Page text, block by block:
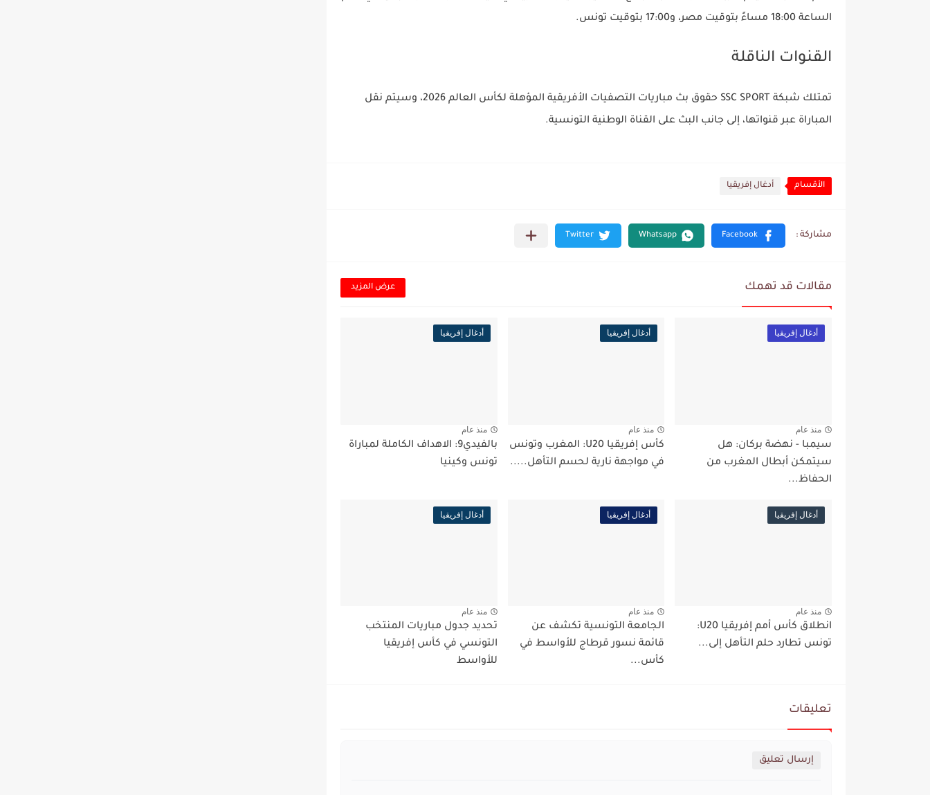
الساعة 18:00 مساءً بتوقيت مصر، و17:00 بتوقيت تونس.
القنوات الناقلة
تمتلك شبكة SSC SPORT
حقوق بث مباريات التصفيات الأفريقية المؤهلة لكأس العالم 2026، وسيتم نقل
المباراة عبر قنواتها، إلى جانب البث على القناة الوطنية التونسية.
الأقسام أدغال إفريقيا
مقالات قد تهمك عرض المزيد
أدغال إفريقيا
منذ عام
سيمبا - نهضة بركان: هل
سيتمكن أبطال المغرب من
الحفاظ...
أدغال إفريقيا
منذ عام
كأس إفريقيا U20: المغرب وتونس
في مواجهة نارية لحسم التأهل.....
أدغال إفريقيا
منذ عام
بالفيدي9: الاهداف الكاملة لمباراة
تونس وكينيا
أدغال إفريقيا
منذ عام
انطلاق كأس أمم إفريقيا U20:
تونس تطارد حلم التأهل إلى...
أدغال إفريقيا
منذ عام
الجامعة التونسية تكشف عن
قائمة نسور قرطاج للأواسط في
كأس...
أدغال إفريقيا
منذ عام
تحديد جدول مباريات المنتخب
التونسي في كأس إفريقيا
للأواسط
تعليقات
إرسال تعليق